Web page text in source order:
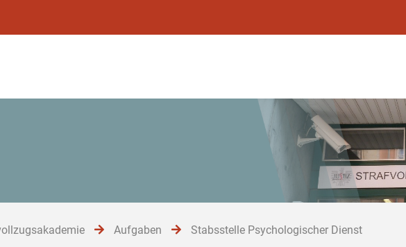
Aufgaben Stabsstelle Psychologischer Dienst